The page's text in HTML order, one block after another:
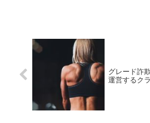
グレード詐
運営するク